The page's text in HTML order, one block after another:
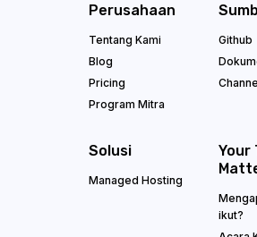
Perusahaan
Tentang Kami
Blog
Pricing
Program Mitra
Github
Solusi
Managed Hosting
Your
ikut?